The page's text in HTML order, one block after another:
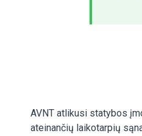
AVNT atlikusi statybos
ateinančių laikotarpių